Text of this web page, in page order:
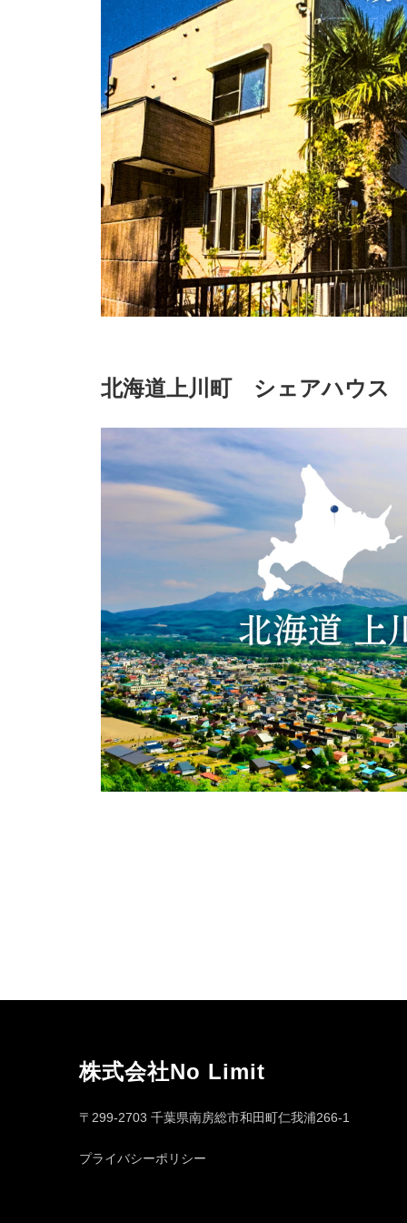
北海道上川町 シェアハウス
株式会社No Limit
〒299-2703 千葉県南房総市和田町仁我浦266-1
プライバシーポリシー